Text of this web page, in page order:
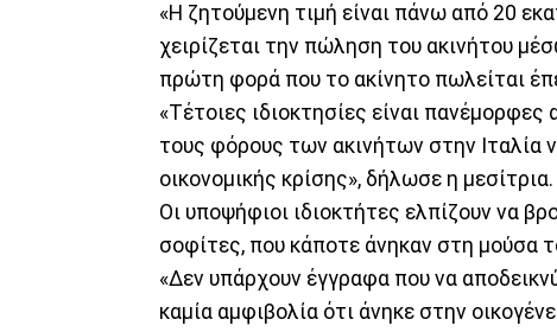
«Η ζητούμενη τιμή είναι πάνω από 20
χειρίζεται την πώληση του ακινήτου
πρώτη φορά που το ακίνητο πωλείται
«Τέτοιες ιδιοκτησίες είναι
τους φόρους των ακινήτων στην Ιταλία
οικονομικής κρίσης», δήλωσε η μεσίτρια.
Οι υποψήφιοι ιδιοκτήτες ελπίζουν να
σοφίτες, που κάποτε άνηκαν στη μούσα
«Δεν υπάρχουν έγγραφα που να
καμία αμφιβολία ότι άνηκε στην